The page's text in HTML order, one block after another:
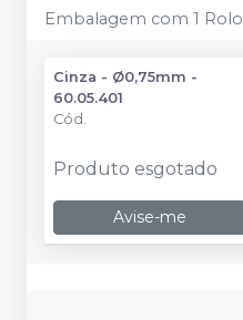
Embalagem com 1 Rolo
Cinza - Ø0,75mm -
60.05.401
Cód.
Produto esgotado
Avise-me